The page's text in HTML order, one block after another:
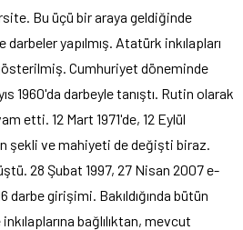
Bu üçü bir araya geldiğinde
darbeler yapılmış. Atatürk inkılapları
Cumhuriyet döneminde
1960'da darbeyle tanıştı. Rutin olarak
etti. 12 Mart 1971'de, 12 Eylül
şekli ve mahiyeti de değişti biraz.
28 Şubat 1997, 27 Nisan 2007 e-
darbe girişimi. Bakıldığında bütün
bağlılıktan, mevcut